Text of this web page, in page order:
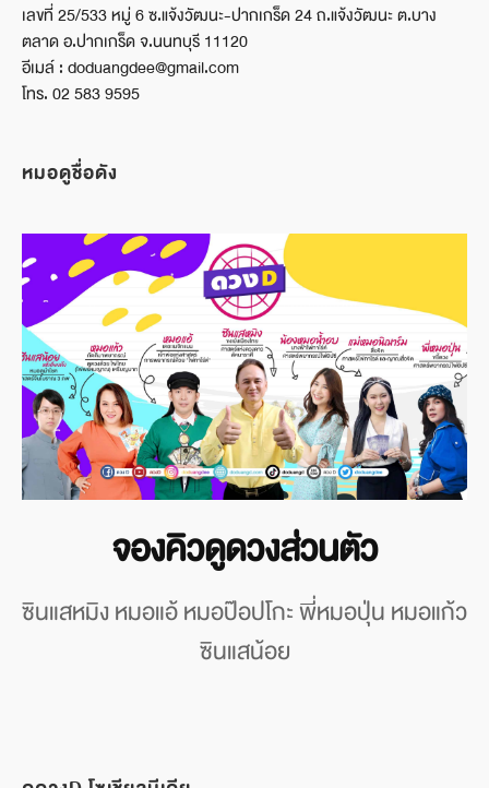
เลขที่ 25/533 หมู่ 6 ซ.แจ้งวัฒนะ-ปากเกร็ด 24 ถ.แจ้งวัฒนะ ต.บาง
ตลาด อ.ปากเกร็ด จ.นนทบุรี 11120
อีเมล์ : doduangdee@gmail.com
โทร. 02 583 9595
หมอดูชื่อดัง
จองคิวดูดวงส่วนตัว
ซินแสหมิง หมอแอ้ หมอป๊อปโกะ พี่หมอปุ่น หมอแก้ว
ซินแสน้อย